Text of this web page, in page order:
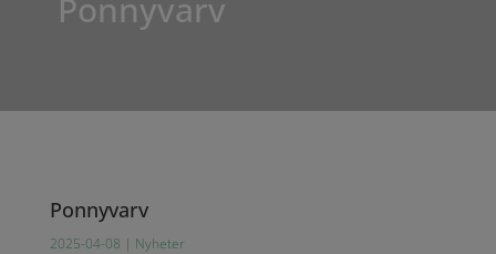
Ponnyvarv
Ponnyvarv
2025-04-08 | Nyheter